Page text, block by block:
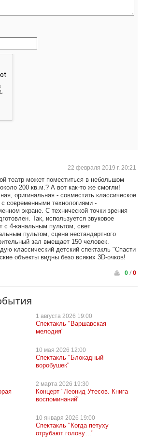
22 февраля 2019 г. 20:21
театр может поместиться в небольшом
200 кв.м.? А вот как-то же смогли!
оригинальная - совместить классическое
с современными технологиями -
экране. С технической точки зрения
Так, используется звуковое
с 4-канальным пультом, свет
пультом, сцена нестандартного
зал вмещает 150 человек.
классический детский спектакль "Спасти
объекты видны безо всяких 3D-очков!
0/0
1 августа 2026 19:00
Спектакль "Варшавская
мелодия"
10 мая 2026 12:00
Спектакль "Блокадный
воробушек"
2 марта 2026 19:30
Концерт "Леонид Утесов. Книга
воспоминаний"
10 января 2026 19:00
Спектакль "Когда петуху
отрубают голову…"